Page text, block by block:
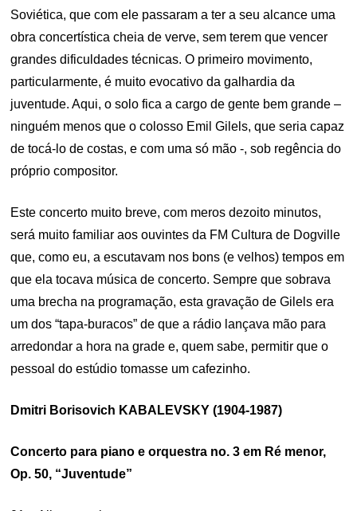
Soviética, que com ele passaram a ter a seu alcance uma
obra concertística cheia de verve, sem terem que vencer
grandes dificuldades técnicas. O primeiro movimento,
particularmente, é muito evocativo da galhardia da
juventude. Aqui, o solo fica a cargo de gente bem grande –
ninguém menos que o colosso Emil Gilels, que seria capaz
de tocá-lo de costas, e com uma só mão -, sob regência do
próprio compositor.
Este concerto muito breve, com meros dezoito minutos,
será muito familiar aos ouvintes da FM Cultura de Dogville
que, como eu, a escutavam nos bons (e velhos) tempos em
que ela tocava música de concerto. Sempre que sobrava
uma brecha na programação, esta gravação de Gilels era
um dos “tapa-buracos” de que a rádio lançava mão para
arredondar a hora na grade e, quem sabe, permitir que o
pessoal do estúdio tomasse um cafezinho.
Dmitri Borisovich KABALEVSKY (1904-1987)
Concerto para piano e orquestra no. 3 em Ré menor,
Op. 50, “Juventude”